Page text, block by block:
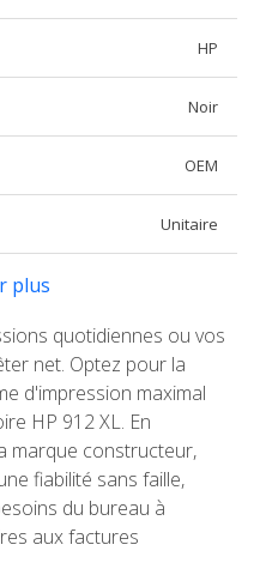
HP
Noir
OEM
Unitaire
plus
quotidiennes ou vos
net. Optez pour la
d'impression maximal
HP 912 XL. En
marque constructeur,
fiabilité sans faille,
du bureau à
aux factures